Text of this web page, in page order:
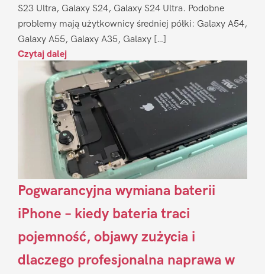
S23 Ultra, Galaxy S24, Galaxy S24 Ultra. Podobne
problemy mają użytkownicy średniej półki: Galaxy A54,
Galaxy A55, Galaxy A35, Galaxy […]
Czytaj dalej
Pogwarancyjna wymiana baterii
iPhone – kiedy bateria traci
pojemność, objawy zużycia i
dlaczego profesjonalna naprawa w